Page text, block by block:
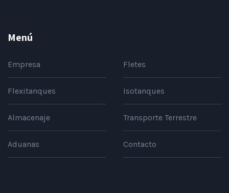
Menú
Empresa Fletes
Flexitanques Isotanques
Almacenaje Transporte Terrestre
Aduanas Contacto